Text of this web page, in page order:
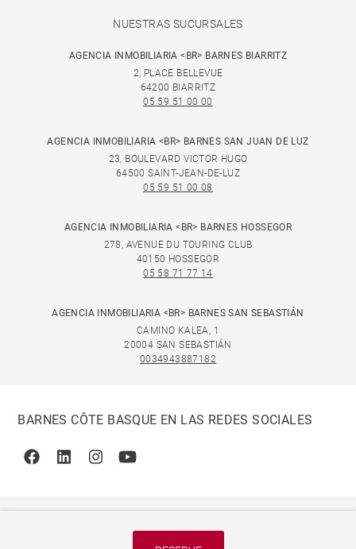
NUESTRAS SUCURSALES
AGENCIA INMOBILIARIA <BR> BARNES BIARRITZ
2, PLACE BELLEVUE
64200 BIARRITZ
05 59 51 00 00
AGENCIA INMOBILIARIA <BR> BARNES SAN JUAN DE LUZ
23, BOULEVARD VICTOR HUGO
64500 SAINT-JEAN-DE-LUZ
05 59 51 00 08
AGENCIA INMOBILIARIA <BR> BARNES HOSSEGOR
278, AVENUE DU TOURING CLUB
40150 HOSSEGOR
05 58 71 77 14
AGENCIA INMOBILIARIA <BR> BARNES SAN SEBASTIÁN
CAMINO KALEA, 1
20004 SAN SEBASTIÁN
0034943887182
BARNES CÔTE BASQUE EN LAS REDES SOCIALES
FacebookLinkedinInstagramYoutube